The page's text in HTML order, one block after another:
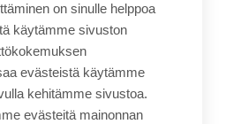
lahjoitettiin
on sinulle helppoa
käytämme sivuston
evästeistä käytämme
kehitämme sivustoa.
evästeitä mainonnan